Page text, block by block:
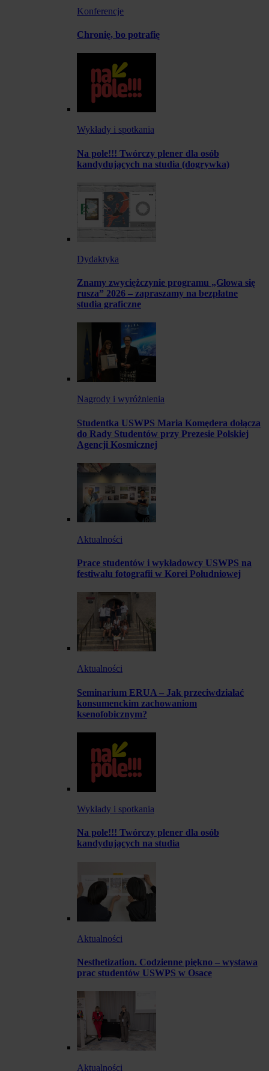
Konferencje
Chronię, bo potrafię
Wykłady i spotkania
Na pole!!! Twórczy plener dla osób
kandydujących na studia (dogrywka)
Dydaktyka
Znamy zwyciężczynie programu „Głowa się
rusza” 2026 – zapraszamy na bezpłatne
studia graficzne
Nagrody i wyróżnienia
Studentka USWPS Maria Komędera dołącza
do Rady Studentów przy Prezesie Polskiej
Agencji Kosmicznej
Aktualności
Prace studentów i wykładowcy USWPS na
festiwalu fotografii w Korei Południowej
Aktualności
Seminarium ERUA – Jak przeciwdziałać
konsumenckim zachowaniom
ksenofobicznym?
Wykłady i spotkania
Na pole!!! Twórczy plener dla osób
kandydujących na studia
Aktualności
Nesthetization. Codzienne piękno – wystawa
prac studentów USWPS w Osace
Aktualności